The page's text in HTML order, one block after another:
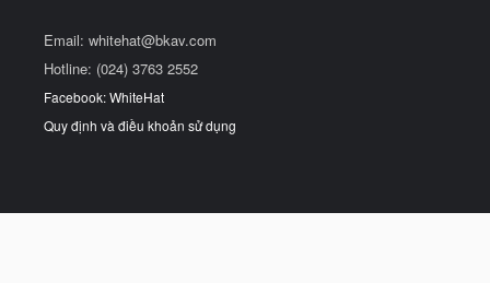
Email: whitehat@bkav.com
Hotline: (024) 3763 2552
Facebook: WhiteHat
Quy định và điều khoản sử dụng